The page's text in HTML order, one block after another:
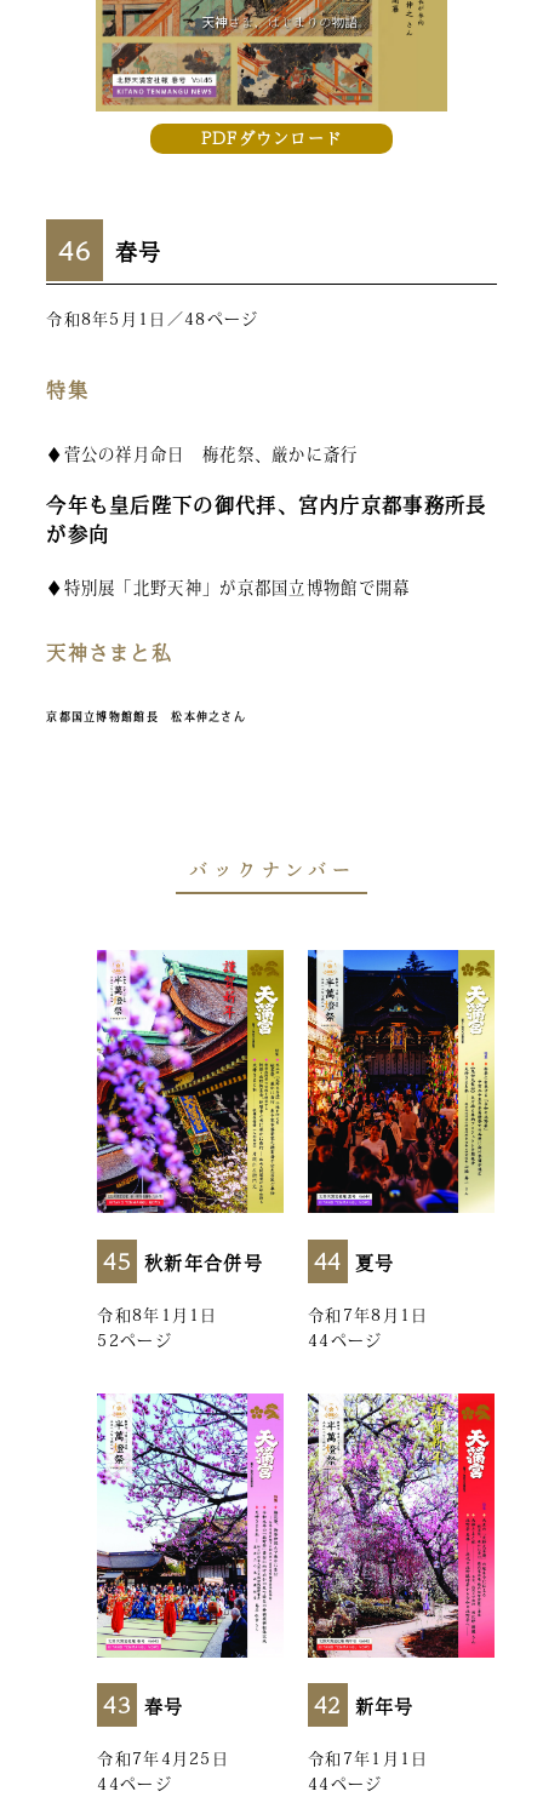
PDFダウンロード
46 春号
令和8年5月1日／48ページ
特集
♦菅公の祥月命日 梅花祭、厳かに斎行
今年も皇后陛下の御代拝、宮内庁京都事務所長
が参向
♦特別展「北野天神」が京都国立博物館で開幕
天神さまと私
京都国立博物館館長 松本伸之さん
バックナンバー
45 秋新年合併号
令和8年1月1日
52ページ
44 夏号
令和7年8月1日
44ページ
43 春号
令和7年4月25日
44ページ
42 新年号
令和7年1月1日
44ページ